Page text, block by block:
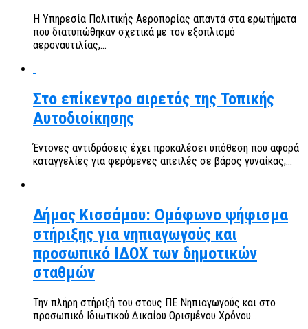
Η Υπηρεσία Πολιτικής Αεροπορίας απαντά στα ερωτήματα
που διατυπώθηκαν σχετικά με τον εξοπλισμό
αεροναυτιλίας,...
Στο επίκεντρο αιρετός της Τοπικής
Αυτοδιοίκησης
Έντονες αντιδράσεις έχει προκαλέσει υπόθεση που αφορά
καταγγελίες για φερόμενες απειλές σε βάρος γυναίκας,...
Δήμος Κισσάμου: Ομόφωνο ψήφισμα
στήριξης για νηπιαγωγούς και
προσωπικό ΙΔΟΧ των δημοτικών
σταθμών
Την πλήρη στήριξή του στους ΠΕ Νηπιαγωγούς και στο
προσωπικό Ιδιωτικού Δικαίου Ορισμένου Χρόνου...